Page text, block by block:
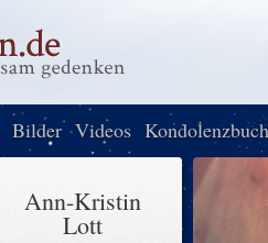
Bilder Videos Kondolenzbuch
Ann-Kristin
Lott